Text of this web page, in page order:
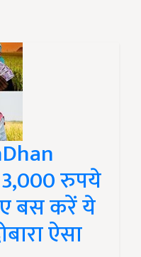
रुपये
बस करें ये
ऐसा